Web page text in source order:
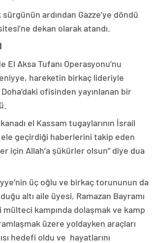
sürgünün ardından Gazze’ye döndü
dekan olarak atandı.
El Aksa Tufanı Operasyonu’nu
hareketin birkaç lideriyle
ofisinden yayınlanan bir
el Kassam tugaylarının İsrail
ele geçirdiği haberlerini takip eden
için Allah’a şükürler olsun” diye dua
üç oğlu ve birkaç torununun da
altı aile üyesi, Ramazan Bayramı
mülteci kampında dolaşmak ve kamp
üzere yoldayken araçları
hedefi oldu ve hayatlarını